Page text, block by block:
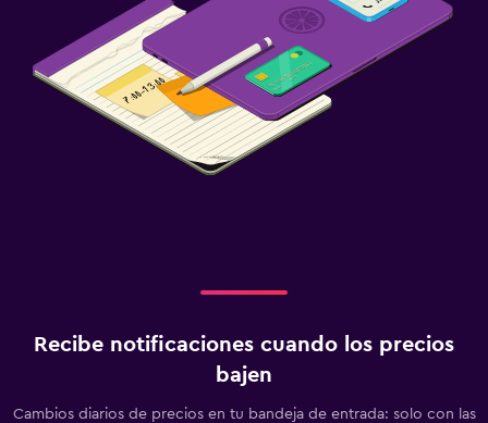
Recibe notificaciones cuando los precios
bajen
Cambios diarios de precios en tu bandeja de entrada: solo con las